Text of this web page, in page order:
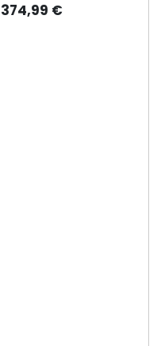
374,99 €